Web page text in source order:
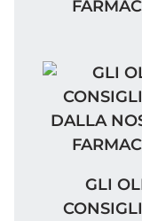
GLI OLI
GLI